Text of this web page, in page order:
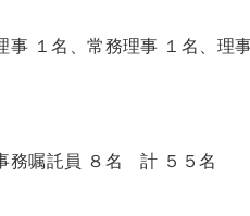
事 １名、常務理事 １名、
務嘱託員 ８名 計 ５５名